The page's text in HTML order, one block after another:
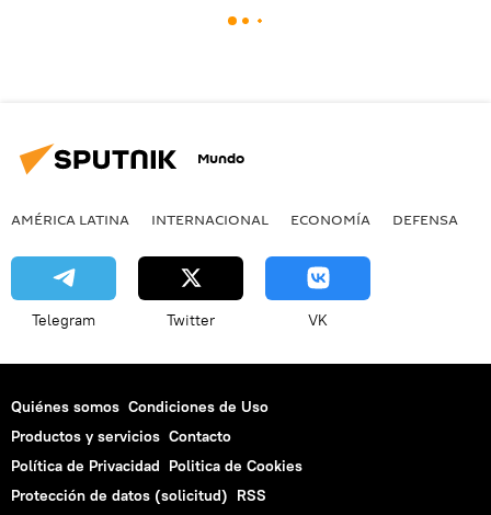
Mundo
AMÉRICA LATINA INTERNACIONAL ECONOMÍA DEFENSA
Telegram Twitter VK
Quiénes somos Condiciones de Uso
Productos y servicios Contacto
Política de Privacidad Politica de Cookies
Protección de datos (solicitud) RSS